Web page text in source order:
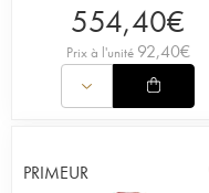
554,40€
Prix à l'unité 92,40€
PRIMEUR